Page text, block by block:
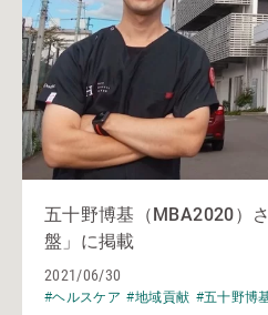
五十野博基（MBA2020）
盤」に掲載
2021/06/30
#ヘルスケア #地域貢献 #五十野博